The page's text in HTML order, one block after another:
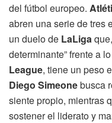
del fútbol europeo.
abren una serie de tres
un duelo de LaLiga
determinante” frente a
League, tiene un peso
Diego Simeonebusca
siente propio, mientras
sostener el liderato y